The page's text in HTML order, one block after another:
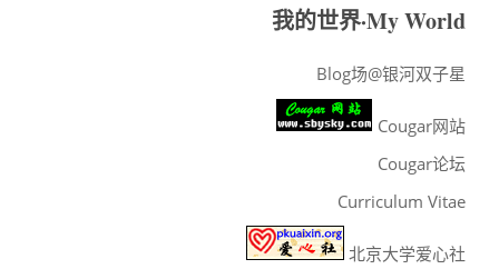
我的世界·My World
Blog场@银河双子星
Cougar网站
Cougar论坛
Curriculum Vitae
北京大学爱心社